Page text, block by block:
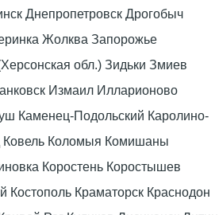
Днепропетровск Дрогобыч
Жолква Запорожье
обл.) Зидьки Змиев
Измаил Илларионово
Каменец-Подольский Каролино-
Ковель Коломыя Комишаны
Коростень Коростышев
Костополь Краматорск Краснодон